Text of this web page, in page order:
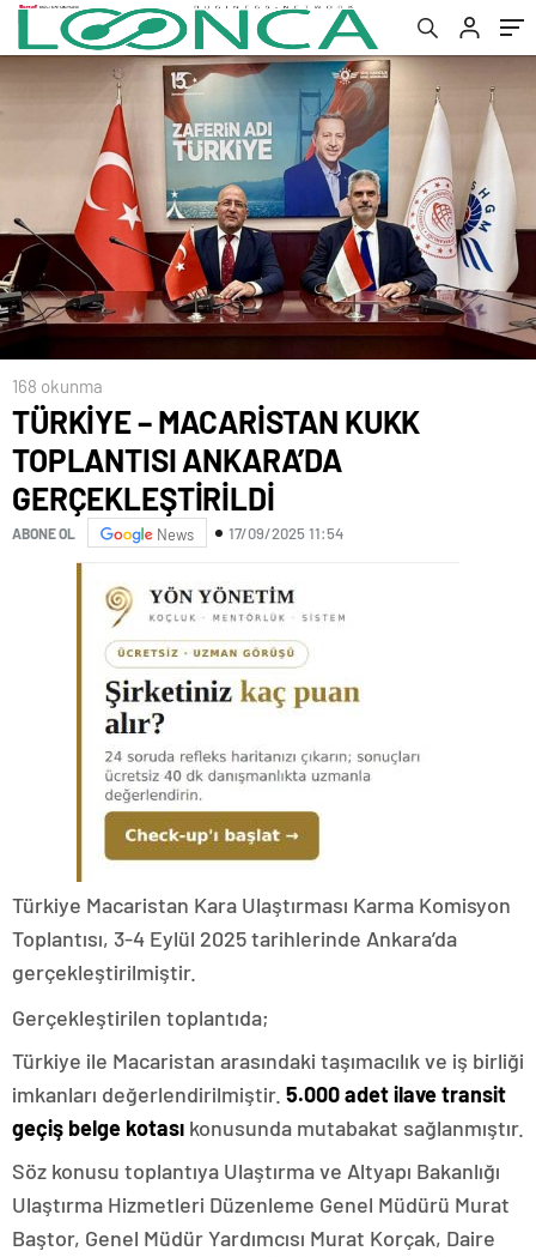
168 okunma
TÜRKİYE – MACARİSTAN KUKK
TOPLANTISI ANKARA’DA
GERÇEKLEŞTİRİLDİ
ABONE OL News 17/09/2025 11:54
Türkiye Macaristan Kara Ulaştırması Karma Komisyon
Toplantısı, 3-4 Eylül 2025 tarihlerinde Ankara’da
gerçekleştirilmiştir.
Gerçekleştirilen toplantıda;
Türkiye ile Macaristan arasındaki taşımacılık ve iş birliği
imkanları değerlendirilmiştir. 5.000 adet ilave transit
geçiş belge kotası konusunda mutabakat sağlanmıştır.
Söz konusu toplantıya Ulaştırma ve Altyapı Bakanlığı
Ulaştırma Hizmetleri Düzenleme Genel Müdürü Murat
Baştor, Genel Müdür Yardımcısı Murat Korçak, Daire